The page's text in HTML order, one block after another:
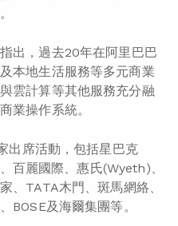
出，過去20年在阿里巴巴
本地生活服務等多元商業
雲計算等其他服務充分融
業操作系統。
出席活動，包括星巴克
百麗國際、惠氏(Wyeth)、
、TATA木門、斑馬網絡、
BOSE及海爾集團等。